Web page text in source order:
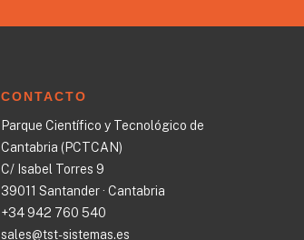
CONTACTO
Parque Científico y Tecnológico de
Cantabria (PCTCAN)
C/ Isabel Torres 9
39011 Santander · Cantabria
+34 942 760 540
sales@tst-sistemas.es